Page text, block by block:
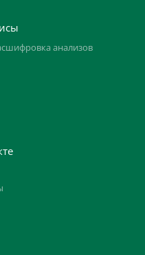
анализов